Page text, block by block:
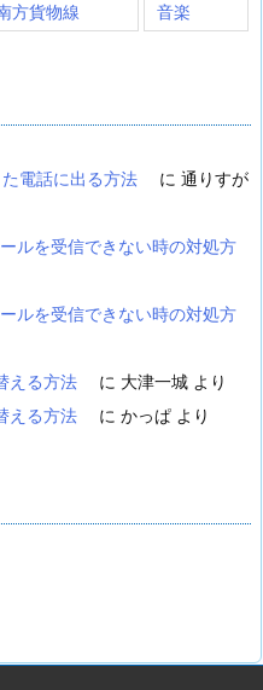
方貨物線 音楽
電話に出る方法 に 通りすが
ルを受信できない時の対処方
ルを受信できない時の対処方
える方法
に 大津一城 より
える方法
に かっぱ より